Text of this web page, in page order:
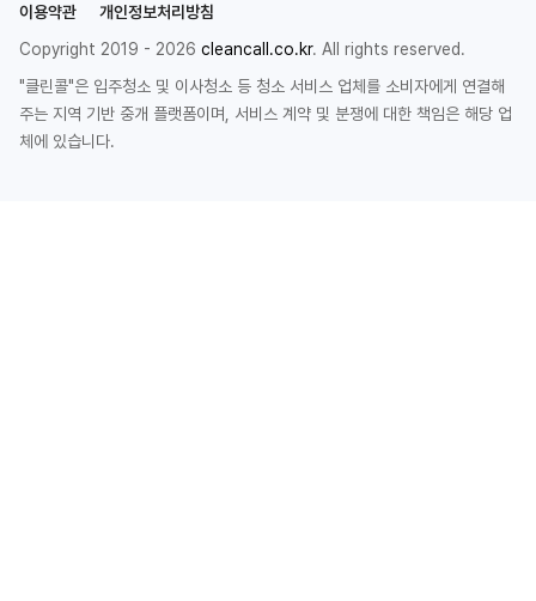
이용약관
개인정보처리방침
Copyright 2019 - 2026 cleancall.co.kr. All rights reserved.
"클린콜"은 입주청소 및 이사청소 등 청소 서비스 업체를 소비자에게 연결해
주는 지역 기반 중개 플랫폼이며, 서비스 계약 및 분쟁에 대한 책임은 해당 업
체에 있습니다.